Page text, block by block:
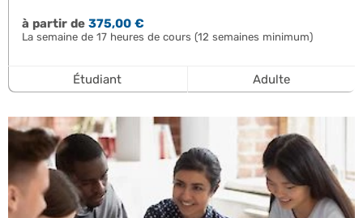
à partir de375,00 €
La semaine de 17 heures de cours (12 semaines minimum)
Étudiant Adulte